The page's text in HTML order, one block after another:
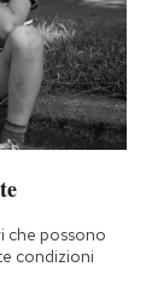
che possono
condizioni